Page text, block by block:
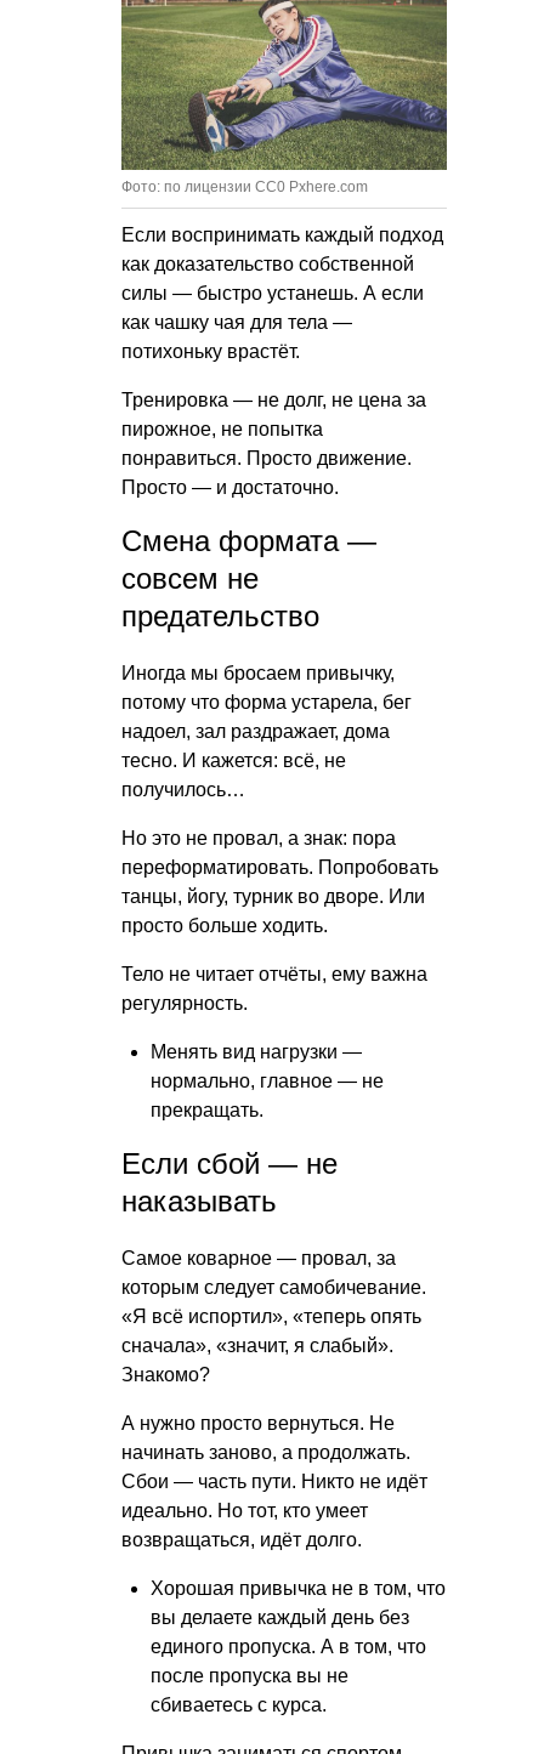
Фото: по лицензии CC0 Pxhere.com
Если воспринимать каждый подход
как доказательство собственной
силы — быстро устанешь. А если
как чашку чая для тела —
потихоньку врастёт.
Тренировка — не долг, не цена за
пирожное, не попытка
понравиться. Просто движение.
Просто — и достаточно.
Смена формата —
совсем не
предательство
Иногда мы бросаем привычку,
потому что форма устарела, бег
надоел, зал раздражает, дома
тесно. И кажется: всё, не
получилось…
Но это не провал, а знак: пора
переформатировать. Попробовать
танцы, йогу, турник во дворе. Или
просто больше ходить.
Тело не читает отчёты, ему важна
регулярность.
Менять вид нагрузки —
нормально, главное — не
прекращать.
Если сбой — не
наказывать
Самое коварное — провал, за
которым следует самобичевание.
«Я всё испортил», «теперь опять
сначала», «значит, я слабый».
Знакомо?
А нужно просто вернуться. Не
начинать заново, а продолжать.
Сбои — часть пути. Никто не идёт
идеально. Но тот, кто умеет
возвращаться, идёт долго.
Хорошая привычка не в том, что
вы делаете каждый день без
единого пропуска. А в том, что
после пропуска вы не
сбиваетесь с курса.